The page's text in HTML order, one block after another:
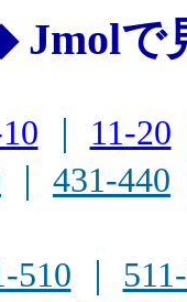
Jmolで
11-20
431-440
510